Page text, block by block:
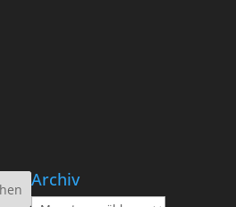
Archiv